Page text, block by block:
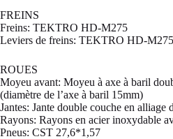
FREINS
Freins: TEKTRO HD-M275
Leviers de freins: TEKTRO HD-M275
ROUES
Moyeu avant: Moyeu à axe à baril
(diamètre de l’axe à baril 15mm)
Jantes: Jante double couche en alliage
Rayons: Rayons en acier inoxydable
Pneus: CST 27,6*1,57